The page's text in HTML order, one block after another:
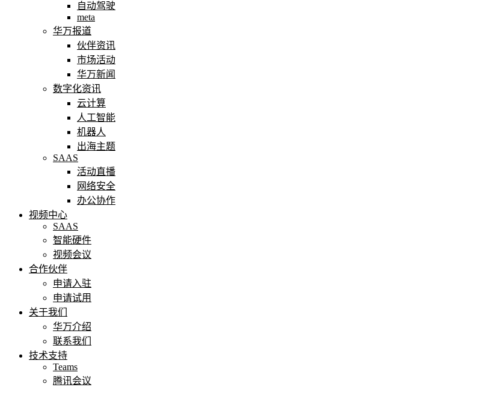
自动驾驶
meta
华万报道
伙伴资讯
市场活动
华万新闻
数字化资讯
云计算
人工智能
机器人
出海主题
SAAS
活动直播
网络安全
办公协作
视频中心
SAAS
智能硬件
视频会议
合作伙伴
申请入驻
申请试用
关于我们
华万介绍
联系我们
技术支持
Teams
腾讯会议